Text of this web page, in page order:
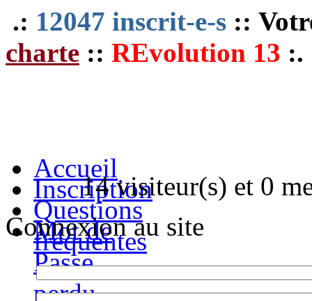
.: 12047 inscrit-e-s ::
charte :: REvolution 13 :.
14 visiteur(s) et 0
Accueil
Inscription
Questions
fréquentes
Mot de
Passe
perdu
Connexion au site